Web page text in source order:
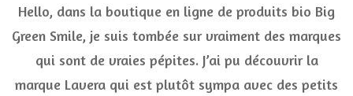
:
Hello, dans la boutique en ligne de produits bio Big
Green Smile, je suis tombée sur vraiment des marques
qui sont de vraies pépites. J’ai pu découvrir la
marque Lavera qui est plutôt sympa avec des petits